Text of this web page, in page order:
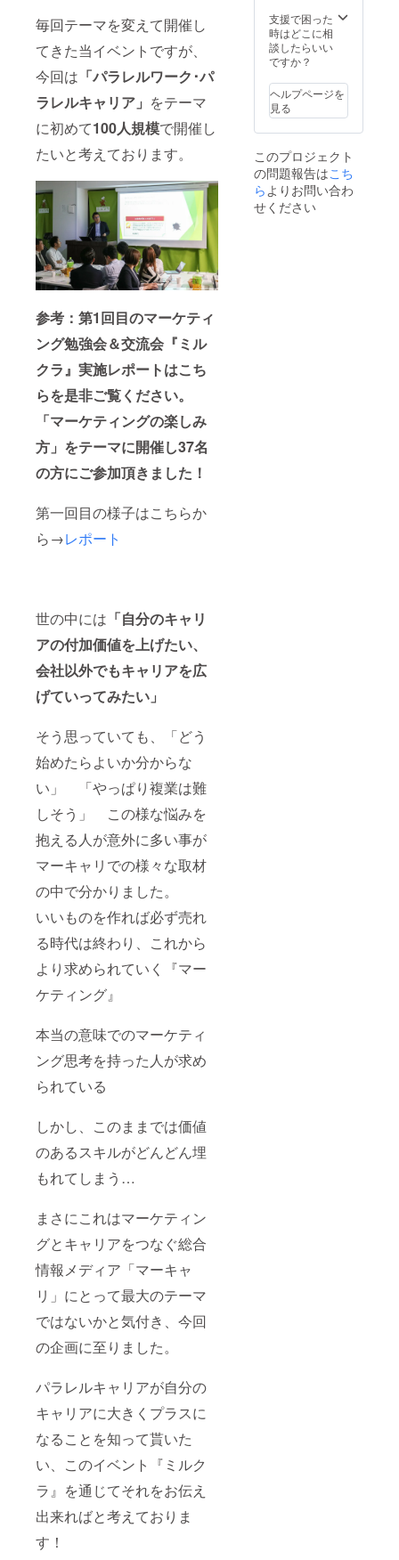
毎回テーマを変えて開催し
てきた当イベントですが、
今回は 「パラレルワーク･パ
ラレルキャリア」 をテーマ
に初めて100人規模で開催し
たいと考えております。
参考：第1回目のマーケティ
ング勉強会＆交流会『ミル
クラ』実施レポートはこち
らを是非ご覧ください。
「マーケティングの楽しみ
方」をテーマに開催し37名
の方にご参加頂きました！
第一回目の様子はこちらか
ら→レポート
世の中には 「自分のキャリ
アの付加価値を上げたい、
会社以外でもキャリアを広
げていってみたい」
そう思っていても、「どう
始めたらよいか分からな
い」 「やっぱり複業は難
しそう」 この様な悩みを
抱える人が意外に多い事が
マーキャリでの様々な取材
の中で分かりました。
いいものを作れば必ず売れ
る時代は終わり、これから
より求められていく『マー
ケティング』
本当の意味でのマーケティ
ング思考を持った人が求め
られている
しかし、このままでは価値
のあるスキルがどんどん埋
もれてしまう…
まさにこれはマーケティン
グとキャリアをつなぐ総合
情報メディア「マーキャ
リ」にとって最大のテーマ
ではないかと気付き、今回
の企画に至りました。
パラレルキャリアが自分の
キャリアに大きくプラスに
なることを知って貰いた
い、このイベント『ミルク
ラ』を通じてそれをお伝え
出来ればと考えておりま
す！
ご負担でお願い
致します。
支援で困った
時はどこに相
談したらいい
ですか？
ヘルプページを
見る
このプロジェクト
の問題報告はこち
ら よりお問い合わ
せください